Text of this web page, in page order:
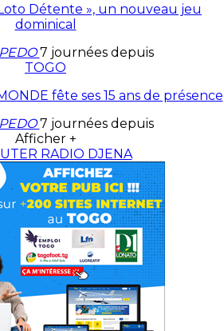
Détente », un nouveau jeu
dominical
7 journées depuis
TOGO
fête ses 15 ans de présence
7 journées depuis
Afficher +